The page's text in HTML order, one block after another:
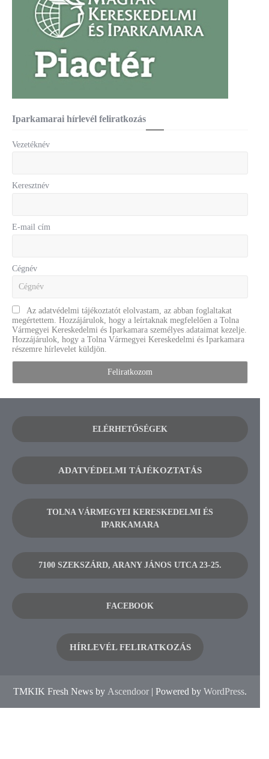
Iparkamarai hírlevél feliratkozás
Vezetéknév
Keresztnév
E-mail cím
Cégnév
Az adatvédelmi tájékoztatót elolvastam, az abban foglaltakat
megértettem. Hozzájárulok, hogy a leírtaknak megfelelően a Tolna
Vármegyei Kereskedelmi és Iparkamara személyes adataimat kezelje.
Hozzájárulok, hogy a Tolna Vármegyei Kereskedelmi és Iparkamara
részemre hírlevelet küldjön.
ELÉRHETŐSÉGEK
ADATVÉDELMI TÁJÉKOZTATÁS
TOLNA VÁRMEGYEI KERESKEDELMI ÉS
IPARKAMARA
7100 SZEKSZÁRD, ARANY JÁNOS UTCA 23-25.
FACEBOOK
HÍRLEVÉL FELIRATKOZÁS
TMKIK Fresh News by Ascendoor | Powered by WordPress.